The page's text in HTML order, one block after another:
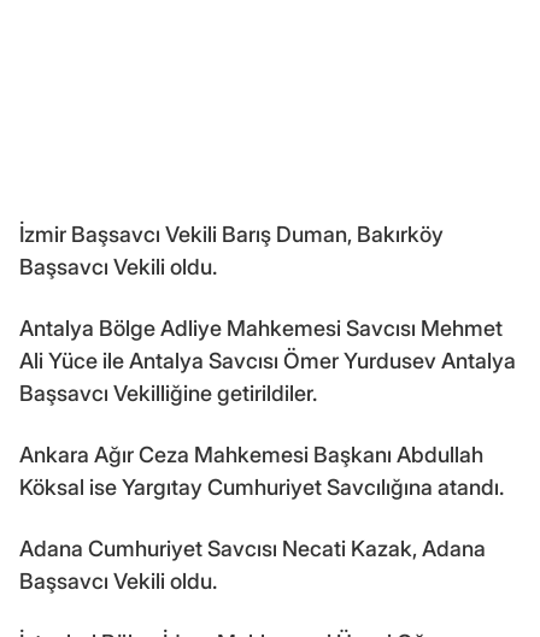
İzmir Başsavcı Vekili Barış Duman, Bakırköy
Başsavcı Vekili oldu.
Antalya Bölge Adliye Mahkemesi Savcısı Mehmet
Ali Yüce ile Antalya Savcısı Ömer Yurdusev Antalya
Başsavcı Vekilliğine getirildiler.
Ankara Ağır Ceza Mahkemesi Başkanı Abdullah
Köksal ise Yargıtay Cumhuriyet Savcılığına atandı.
Adana Cumhuriyet Savcısı Necati Kazak, Adana
Başsavcı Vekili oldu.